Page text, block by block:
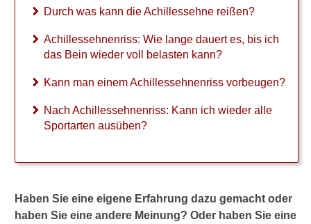
Durch was kann die Achillessehne reißen?
Achillessehnenriss: Wie lange dauert es, bis ich
das Bein wieder voll belasten kann?
Kann man einem Achillessehnenriss vorbeugen?
Nach Achillessehnenriss: Kann ich wieder alle
Sportarten ausüben?
Haben Sie eine eigene Erfahrung dazu gemacht oder
haben Sie eine andere Meinung? Oder haben Sie eine
Gesundheitsthemen